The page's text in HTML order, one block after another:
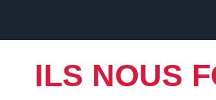
ILS NOUS